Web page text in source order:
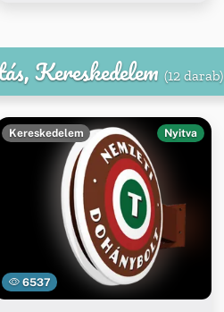
Kereskedelem (12 darab)
6537
Kereskedelem Nyitva